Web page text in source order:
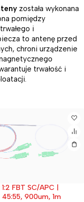
została wykonana
pomiędzy
i
to antenę przed
chroni urządzenie
trwałość i
FBT SC/APC |
900um, 1m